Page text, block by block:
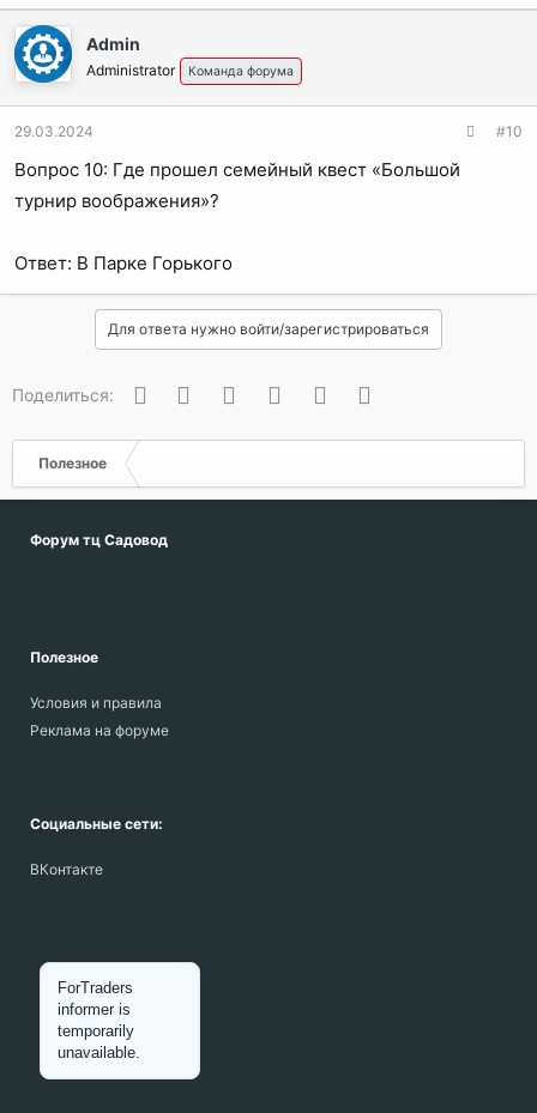
Admin
Administrator Команда форума
29.03.2024 #10
Вопрос 10: Где прошел семейный квест «Большой
турнир воображения»?
Ответ: В Парке Горького
Для ответа нужно войти/зарегистрироваться
Поделиться: ВконтактеОдноклассники
Facebook
Twitter WhatsApp
Полезное
Форум тц Садовод
Полезное
Условия и правила
Реклама на форуме
Социальные сети:
ВКонтакте